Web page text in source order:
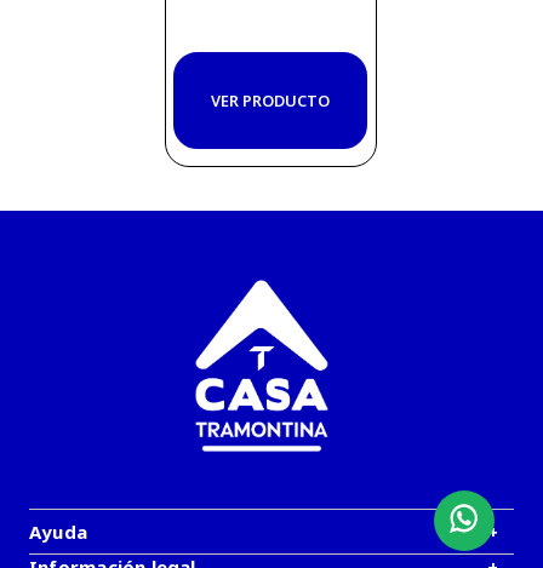
VER PRODUCTO
Ayuda
+